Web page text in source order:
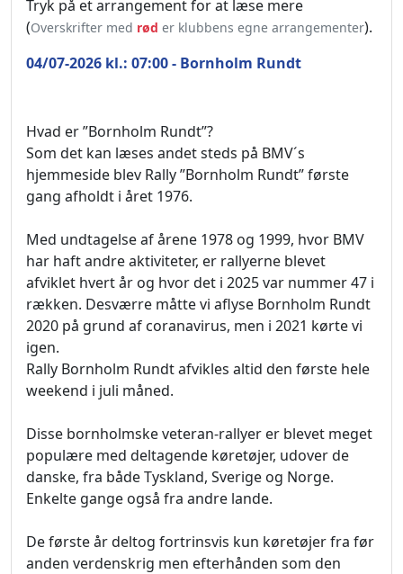
Tryk på et arrangement for at læse mere
(Overskrifter med rød er klubbens egne arrangementer).
04/07-2026 kl.: 07:00 - Bornholm Rundt
Hvad er ”Bornholm Rundt”?
Som det kan læses andet steds på BMV´s
hjemmeside blev Rally ”Bornholm Rundt” første
gang afholdt i året 1976.
Med undtagelse af årene 1978 og 1999, hvor BMV
har haft andre aktiviteter, er rallyerne blevet
afviklet hvert år og hvor det i 2025 var nummer 47 i
rækken. Desværre måtte vi aflyse Bornholm Rundt
2020 på grund af coranavirus, men i 2021 kørte vi
igen.
Rally Bornholm Rundt afvikles altid den første hele
weekend i juli måned.
Disse bornholmske veteran-rallyer er blevet meget
populære med deltagende køretøjer, udover de
danske, fra både Tyskland, Sverige og Norge.
Enkelte gange også fra andre lande.
De første år deltog fortrinsvis kun køretøjer fra før
anden verdenskrig men efterhånden som den